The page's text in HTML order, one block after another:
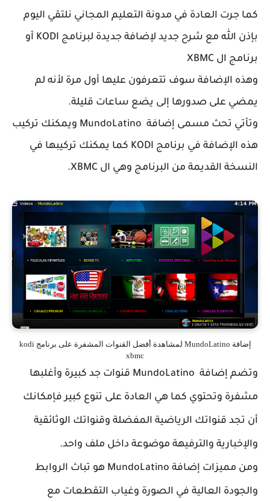
كما جرت العادة في مدونة التعليم المجاني نلتقي اليوم
بإذن الله مع شرح جديد لإضافة جديدة لبرنامج KODI أو
برنامج ال XBMC
وهذه الإضافة سوف تتعرفون عليها أول مرة لأنه لم
يمضي على صدورها إلى يضع ساعات قليلة.
وتأتي تحث مسمى إضافة MundoLatino ويمكنك تركيب
هذه الإضافة في برنامج KODI كما يمكنك تركيبها في
النسخة القديمة من البرنامج وهي ال XBMC.
إضافة MundoLatino لمشاهدة أفضل القنوات المشفرة على برنامج kodi
xbmc
وتضم إضافة MundoLatino قنوات جد كبيرة وأغلبها
مشفرة وتحتوي كما هي العادة على تنوع كبير فإمكانك
أن تجد قنواتك الرياضية المفضلة وقنواتك الوثائقية
والإخبارية والترفيهة موضوعة داخل ملف واحد.
ومن مميزات إضافة MundoLatino هو تباث الروابط
والجودة العالية في الصورة وغياب التقطعات مع